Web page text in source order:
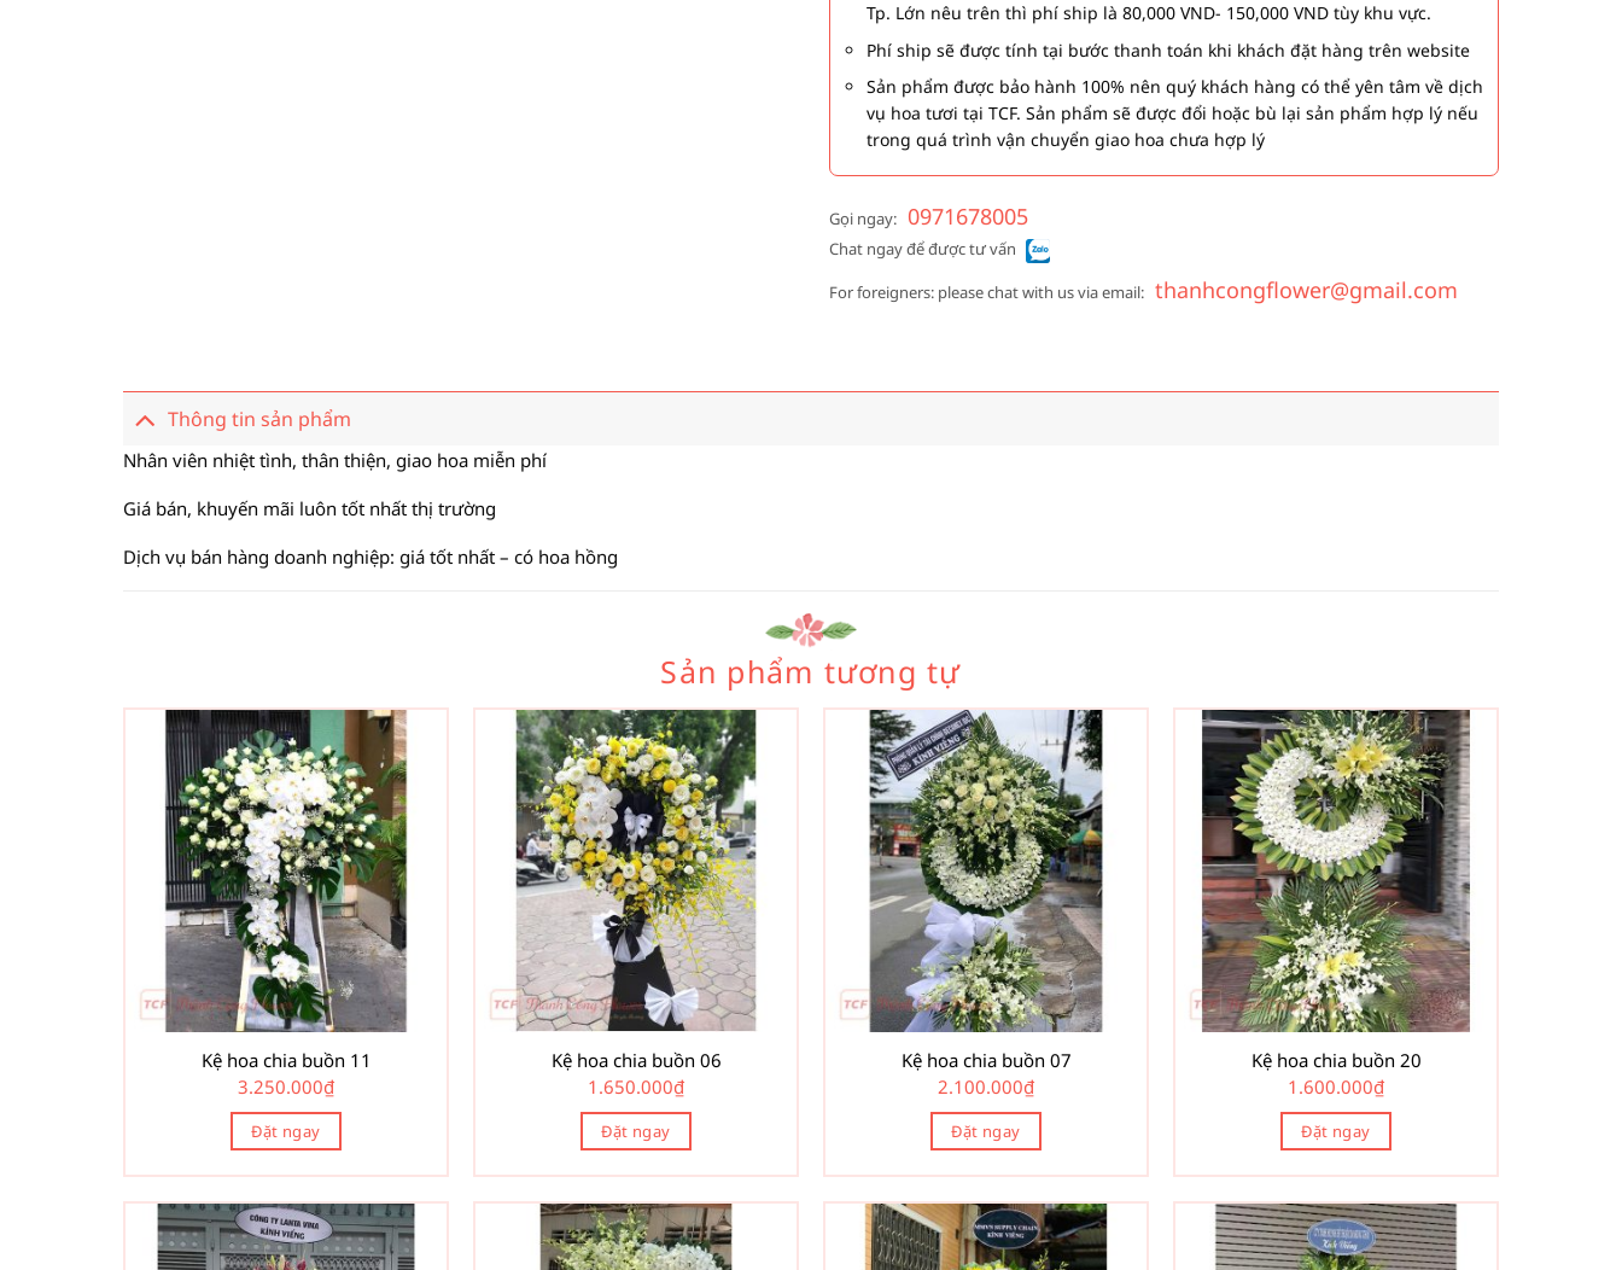
Tp. Lớn nêu trên thì phí ship là 80,000 VND- 150,000 VND tùy khu vực.
Phí ship sẽ được tính tại bước thanh toán khi khách đặt hàng trên website
Sản phẩm được bảo hành 100% nên quý khách hàng có thể yên tâm về dịch
vụ hoa tươi tại TCF. Sản phẩm sẽ được đổi hoặc bù lại sản phẩm hợp lý nếu
trong quá trình vận chuyển giao hoa chưa hợp lý
Gọi ngay: 0971678005
Chat ngay để được tư vấn
For foreigners: please chat with us via email: thanhcongflower@gmail.com
Thông tin sản phẩm
Nhân viên nhiệt tình, thân thiện, giao hoa miễn phí
Giá bán, khuyến mãi luôn tốt nhất thị trường
Dịch vụ bán hàng doanh nghiệp: giá tốt nhất – có hoa hồng
Sản phẩm tương tự
Kệ hoa chia buồn 11
3.250.000₫
Đặt ngay
Kệ hoa chia buồn 06
1.650.000₫
Đặt ngay
Kệ hoa chia buồn 07
2.100.000₫
Đặt ngay
Kệ hoa chia buồn 20
1.600.000₫
Đặt ngay